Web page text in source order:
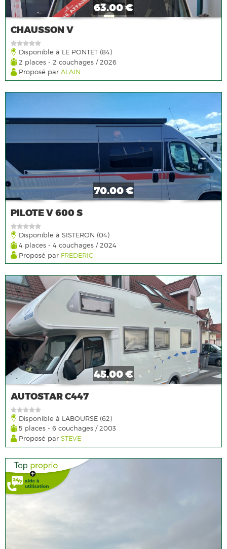
63.00 €
CHAUSSON V
Disponible à LE PONTET (84)
2 places - 2 couchages / 2026
Proposé parALAIN
70.00 €
PILOTE V 600 S
Disponible à SISTERON (04)
4 places - 4 couchages / 2024
Proposé par FREDERIC
45.00 €
AUTOSTAR C447
Disponible à LABOURSE (62)
5 places - 6 couchages / 2003
Proposé parSTEVE